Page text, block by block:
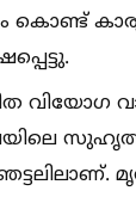
കൊണ്ട്
വിയോഗ